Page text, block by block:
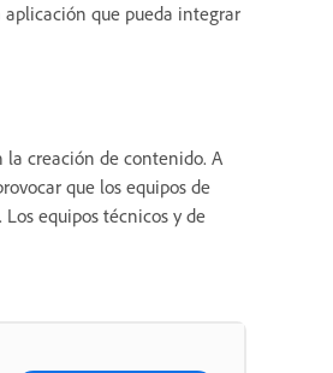
aplicación que pueda integrar
creación de contenido. A
que los equipos de
equipos técnicos y de